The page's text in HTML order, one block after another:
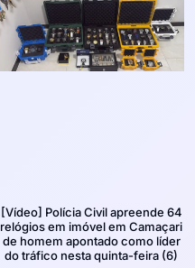
[Vídeo] Polícia Civil apreende 64
relógios em imóvel em Camaçari
de homem apontado como líder
do tráfico nesta quinta-feira (6)